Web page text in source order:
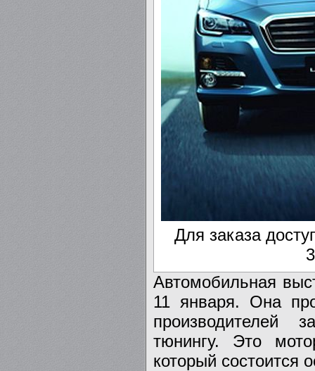
Для заказа
Автомобильная
11 января. Она
производителей
тюнингу. Это
который состоится